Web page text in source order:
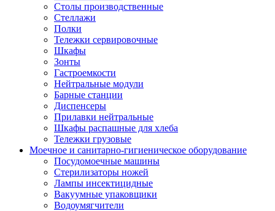
Столы производственные
Стеллажи
Полки
Тележки сервировочные
Шкафы
Зонты
Гастроемкости
Нейтральные модули
Барные станции
Диспенсеры
Прилавки нейтральные
Шкафы распашные для хлеба
Тележки грузовые
Моечное и санитарно-гигиеническое оборудование
Посудомоечные машины
Стерилизаторы ножей
Лампы инсектицидные
Вакуумные упаковщики
Водоумягчители